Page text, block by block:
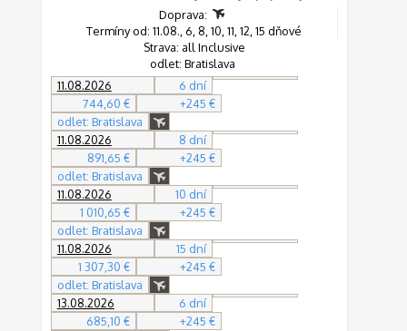
Doprava:
Termíny od: 11.08., 6, 8, 10, 11, 12, 15 dňové
Strava: all Inclusive
odlet: Bratislava
11.08.2026
6 dní
744,60 €
+245 €
odlet: Bratislava
11.08.2026
8 dní
891,65 €
+245 €
odlet: Bratislava
11.08.2026
10 dní
1 010,65 €
+245 €
odlet: Bratislava
11.08.2026
15 dní
1 307,30 €
+245 €
odlet: Bratislava
13.08.2026
6 dní
685,10 €
+245 €